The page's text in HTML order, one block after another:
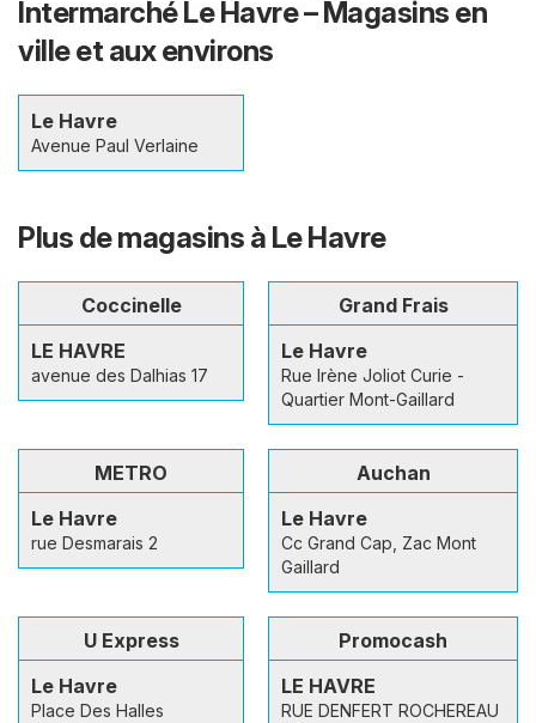
Intermarché Le Havre – Magasins en
ville et aux environs
Le Havre
Avenue Paul Verlaine
Plus de magasins à Le Havre
Coccinelle
LE HAVRE
avenue des Dalhias 17
Grand Frais
Le Havre
Rue Irène Joliot Curie -
Quartier Mont-Gaillard
METRO
Le Havre
rue Desmarais 2
Auchan
Le Havre
Cc Grand Cap, Zac Mont
Gaillard
U Express
Le Havre
Place Des Halles
Promocash
LE HAVRE
RUE DENFERT ROCHEREAU